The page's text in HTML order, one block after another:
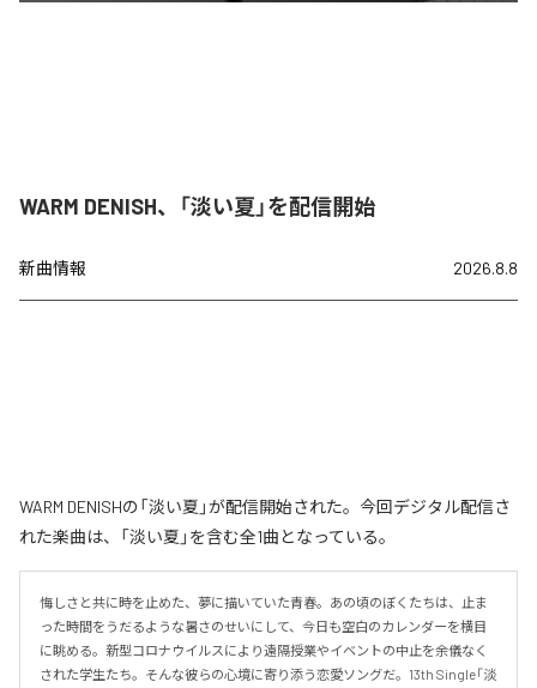
WARM DENISH、「淡い夏」を配信開始
新曲情報 2026.8.8
WARM DENISHの「淡い夏」が配信開始された。今回デジタル配信さ
れた楽曲は、「淡い夏」を含む全1曲となっている。
悔しさと共に時を止めた、夢に描いていた青春。あの頃のぼくたちは、止ま
った時間をうだるような暑さのせいにして、今日も空白のカレンダーを横目
に眺める。新型コロナウイルスにより遠隔授業やイベントの中止を余儀なく
された学生たち。そんな彼らの心境に寄り添う恋愛ソングだ。13th Single「淡